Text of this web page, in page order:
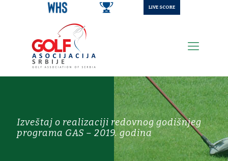
LIVE SCORE
Izveštaj o realizaciji redovnog godišnjeg
programa GAS – 2019. godina